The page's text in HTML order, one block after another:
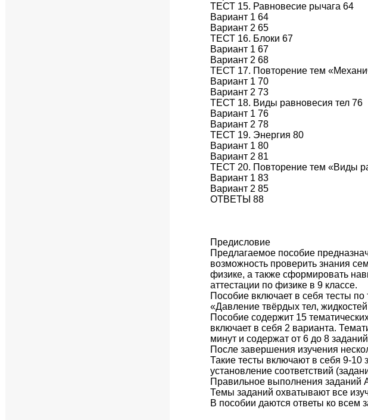
ТЕСТ 15. Равновесие рычага 64
Вариант 1 64
Вариант 2 65
ТЕСТ 16. Блоки 67
Вариант 1 67
Вариант 2 68
ТЕСТ 17. Повторение тем
Вариант 1 70
Вариант 2 73
ТЕСТ 18. Виды равновесия тел 76
Вариант 1 76
Вариант 2 78
ТЕСТ 19. Энергия 80
Вариант 1 80
Вариант 2 81
ТЕСТ 20. Повторение тем «Виды
Вариант 1 83
Вариант 2 85
ОТВЕТЫ 88
Предисловие
Предлагаемое пособие
возможность проверить знания
физике, а также сформировать
аттестации по физике в 9 классе.
Пособие включает в себя тесты
«Давление твёрдых тел,
Пособие содержит 15
включает в себя 2 варианта.
минут и содержат от 6 до 8
После завершения изучения
Такие тесты включают в себя 9-10
установление соответствий
Правильное выполнения
Темы заданий охватывают все
В пособии даются ответы ко всем